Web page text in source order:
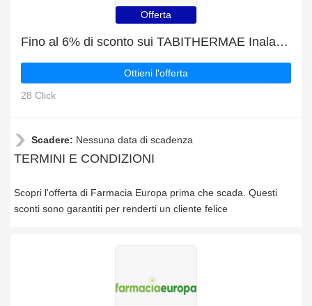
Offerta
Fino al 6% di sconto sui TABITHERMAE Inalatore Termale | solo questo mese!
Ottieni l'offerta
28 Click
Scadere: Nessuna data di scadenza
TERMINI E CONDIZIONI
Scopri l'offerta di Farmacia Europa prima che scada. Questi
sconti sono garantiti per renderti un cliente felice